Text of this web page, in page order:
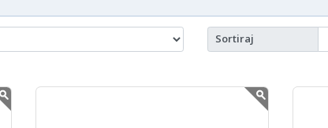
Sortiraj